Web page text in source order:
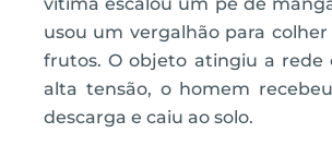
usou um vergalhão para colher
frutos. O objeto atingiu a rede
alta tensão, o homem
descarga e caiu ao solo.